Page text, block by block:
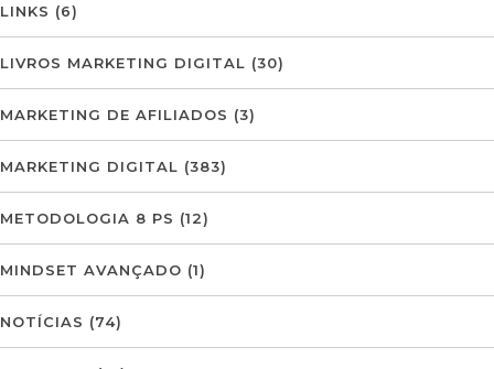
LINKS (6)
LIVROS MARKETING DIGITAL (30)
MARKETING DE AFILIADOS (3)
MARKETING DIGITAL (383)
METODOLOGIA 8 PS (12)
MINDSET AVANÇADO (1)
NOTÍCIAS (74)